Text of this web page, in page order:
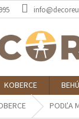
KOBERCE
PODĽA